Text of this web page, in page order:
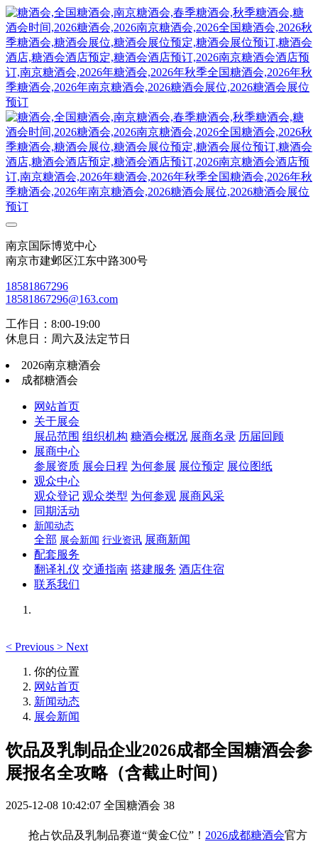
南京国际博览中心
南京市建邺区江东中路300号
18581867296
18581867296@163.com
工作日：8:00-19:00
休息日：周六及法定节日
2026南京糖酒会
成都糖酒会
网站首页
关于展会
展品范围 组织机构 糖酒会概况 展商名录 历届回顾
展商中心
参展资质 展会日程 为何参展 展位预定 展位图纸
观众中心
观众登记 观众类型 为何参观 展商风采
同期活动
新闻动态
全部 展会新闻 行业资讯 展商新闻
配套服务
翻译礼仪 交通指南 搭建服务 酒店住宿
联系我们
< Previous > Next
你的位置
网站首页
新闻动态
展会新闻
饮品及乳制品企业2026成都全国糖酒会参
展报名全攻略（含截止时间）
2025-12-08 10:42:07 全国糖酒会 38
抢占饮品及乳制品赛道“黄金C位”！ 2026成都糖酒会官方